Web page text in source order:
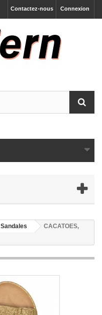
Connexion
Contactez-nous
Sandales
CACATOES,